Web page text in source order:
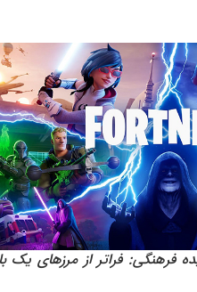
فرهنگی: فراتر از مرزهای یک بازی